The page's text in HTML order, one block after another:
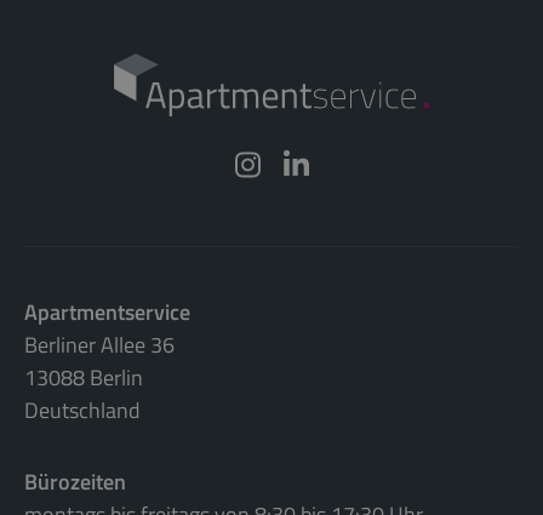
Apartmentservice
Berliner Allee 36
13088 Berlin
Deutschland
Bürozeiten